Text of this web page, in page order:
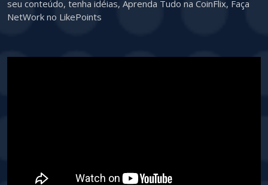
seu conteúdo, tenha idéias, Aprenda Tudo na CoinFlix, Faça
NetWork no LikePoints